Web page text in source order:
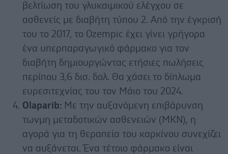
βελτίωση του γλυκαιμικού ελέγχου σε
ασθενείς με διαβήτη τύπου 2. Από την έγκρισή
του το 2017, το Ozempic έχει γίνει γρήγορα
ένα υπερπαραγωγικό φάρμακο για τον
διαβήτη δημιουργώντας ετήσιες πωλήσεις
περίπου 3,6 δισ. δολ. Θα χάσει το δίπλωμα
ευρεσιτεχνίας του τον Μάιο του 2024.
Olaparib: Με την αυξανόμενη επιβάρυνση
τωνμη μεταδοτικών ασθενειών (ΜΚΝ), η
αγορά για τη θεραπεία του καρκίνου συνεχίζει
να αυξάνεται. Ένα τέτοιο φάρμακο είναι